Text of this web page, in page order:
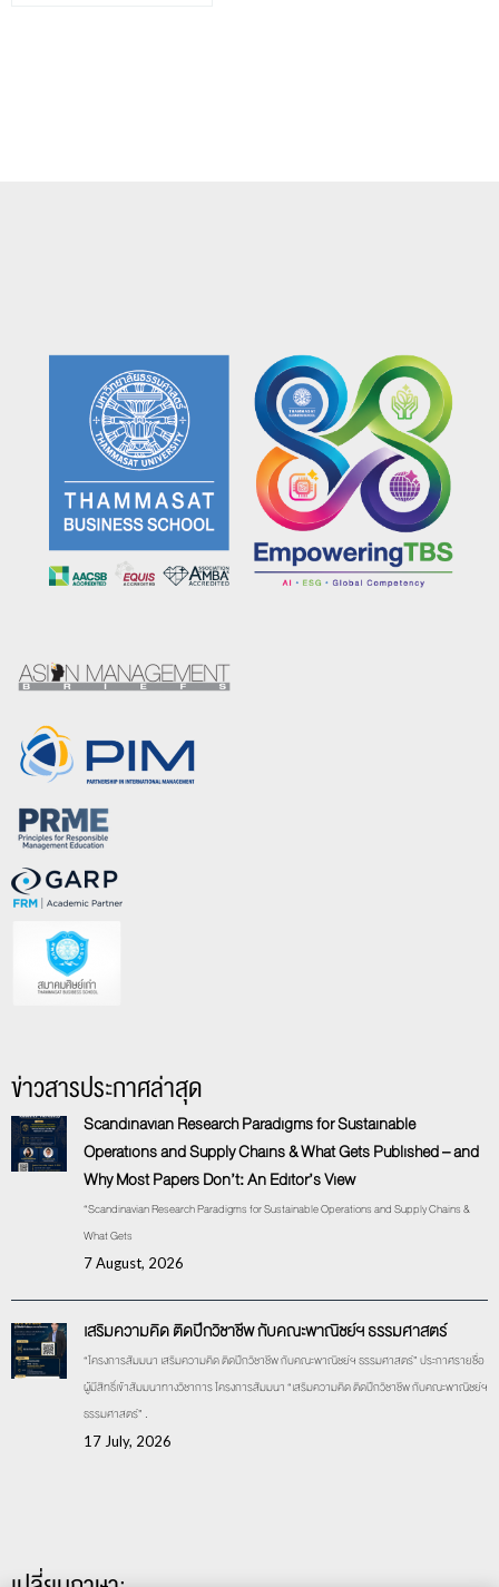
ข่าวสารประกาศล่าสุด
Scandinavian Research Paradigms for Sustainable
Operations and Supply Chains & What Gets Published – and
Why Most Papers Don’t: An Editor’s View
“Scandinavian Research Paradigms for Sustainable Operations and Supply Chains &
What Gets
7 August, 2026
เสริมความคิด ติดปีกวิชาชีพ กับคณะพาณิชย์ฯ ธรรมศาสตร์
“โครงการสัมมนา เสริมความคิด ติดปีกวิชาชีพ กับคณะพาณิชย์ฯ ธรรมศาสตร์” ประกาศรายชื่อ
ผู้มีสิทธิ์เข้าสัมมนาทางวิชาการ โครงการสัมมนา “เสริมความคิด ติดปีกวิชาชีพ กับคณะพาณิชย์ฯ
ธรรมศาสตร์” .
17 July, 2026